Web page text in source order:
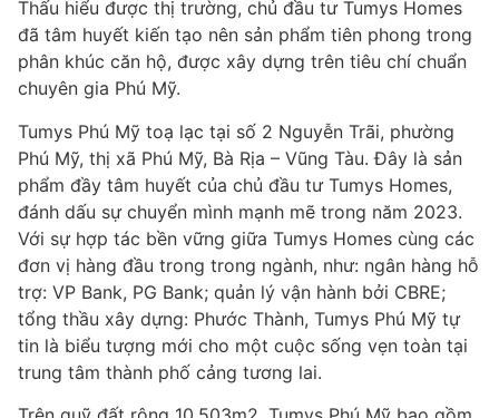
Thấu hiểu được thị trường, chủ đầu tư Tumys Homes
đã tâm huyết kiến tạo nên sản phẩm tiên phong trong
phân khúc căn hộ, được xây dựng trên tiêu chí chuẩn
chuyên gia Phú Mỹ.
Tumys Phú Mỹ toạ lạc tại số 2 Nguyễn Trãi, phường
Phú Mỹ, thị xã Phú Mỹ, Bà Rịa – Vũng Tàu. Đây là sản
phẩm đầy tâm huyết của chủ đầu tư Tumys Homes,
đánh dấu sự chuyển mình mạnh mẽ trong năm 2023.
Với sự hợp tác bền vững giữa Tumys Homes cùng các
đơn vị hàng đầu trong trong ngành, như: ngân hàng hỗ
trợ: VP Bank, PG Bank; quản lý vận hành bởi CBRE;
tổng thầu xây dựng: Phước Thành, Tumys Phú Mỹ tự
tin là biểu tượng mới cho một cuộc sống vẹn toàn tại
trung tâm thành phố cảng tương lai.